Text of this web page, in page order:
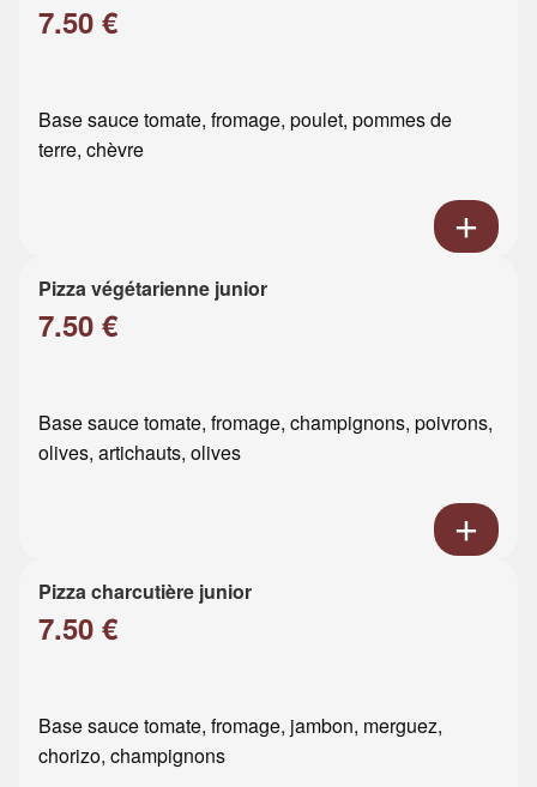
7.50 €
Base sauce tomate, fromage, poulet, pommes de
terre, chèvre
Pizza végétarienne junior
7.50 €
Base sauce tomate, fromage, champignons, poivrons,
olives, artichauts, olives
Pizza charcutière junior
7.50 €
Base sauce tomate, fromage, jambon, merguez,
chorizo, champignons